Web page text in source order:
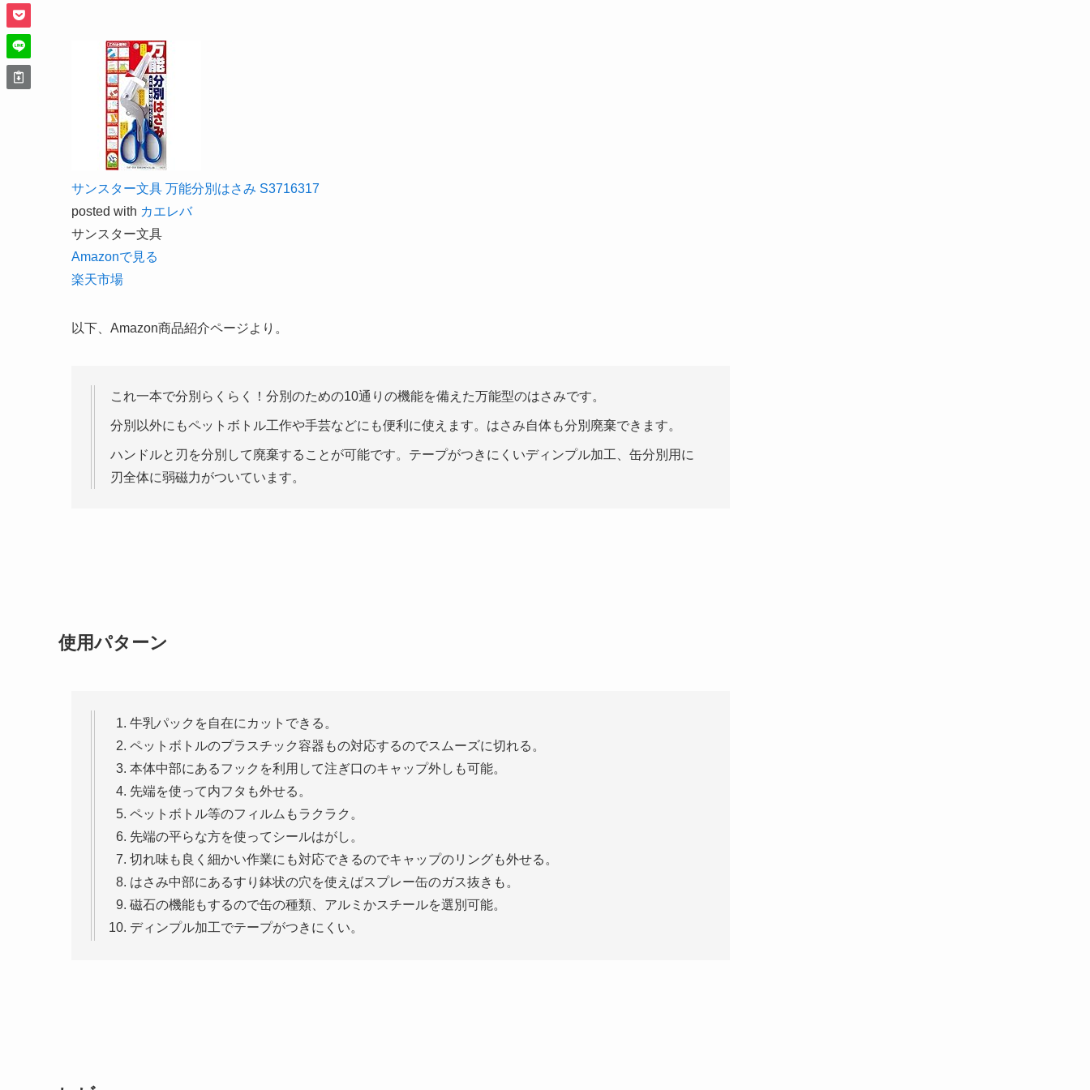
サンスター文具 万能分別はさみ S3716317
posted with カエレバ
サンスター文具
Amazonで見る
楽天市場
以下、Amazon商品紹介ページより。
これ一本で分別らくらく！ 分別のための10通りの機能を備えた万能型のはさみです。
分別以外にもペットボトル工作や手芸などにも便利に使えます。はさみ自体も分別廃棄できます。
ハンドルと刃を分別して廃棄することが可能です。テープがつきにくいディンプル加工、缶分別用に
刃全体に弱磁力がついています。
使用パターン
牛乳パックを自在にカットできる。
ペットボトルのプラスチック容器もの対応するのでスムーズに切れる。
本体中部にあるフックを利用して注ぎ口のキャップ外しも可能。
先端を使って内フタも外せる。
ペットボトル等のフィルムもラクラク。
先端の平らな方を使ってシールはがし。
切れ味も良く細かい作業にも対応できるのでキャップのリングも外せる。
はさみ中部にあるすり鉢状の穴を使えばスプレー缶のガス抜きも。
磁石の機能もするので缶の種類、アルミかスチールを選別可能。
ディンプル加工でテープがつきにくい。